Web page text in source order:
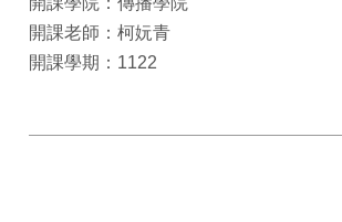
開課老師：柯妧青
開課學期：1122